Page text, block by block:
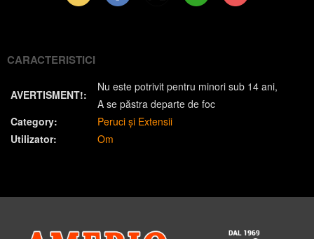
CARACTERISTICI
AVERTISMENT!:
Nu este potrivit pentru minori sub 14 ani
A se păstra departe de foc
Category:
Peruci și Extensii
Utilizator:
Om